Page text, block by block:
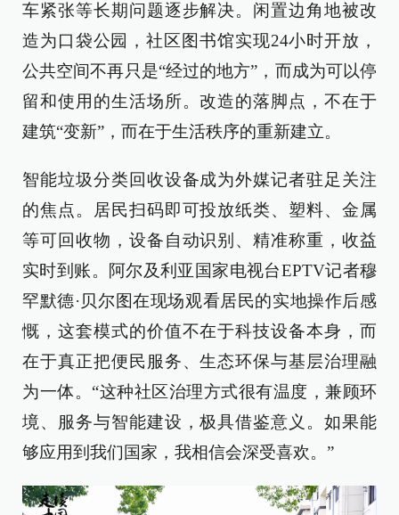
车紧张等长期问题逐步解决。闲置边角地被改
造为口袋公园，社区图书馆实现24小时开放，
公共空间不再只是“经过的地方”，而成为可以停
留和使用的生活场所。改造的落脚点，不在于
建筑“变新”，而在于生活秩序的重新建立。
智能垃圾分类回收设备成为外媒记者驻足关注
的焦点。居民扫码即可投放纸类、塑料、金属
等可回收物，设备自动识别、精准称重，收益
实时到账。阿尔及利亚国家电视台EPTV记者穆
罕默德·贝尔图在现场观看居民的实地操作后感
慨，这套模式的价值不在于科技设备本身，而
在于真正把便民服务、生态环保与基层治理融
为一体。“这种社区治理方式很有温度，兼顾环
境、服务与智能建设，极具借鉴意义。如果能
够应用到我们国家，我相信会深受喜欢。”